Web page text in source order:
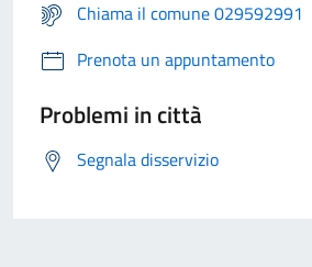
Chiama il comune 029592991
Prenota un appuntamento
Problemi in città
Segnala disservizio